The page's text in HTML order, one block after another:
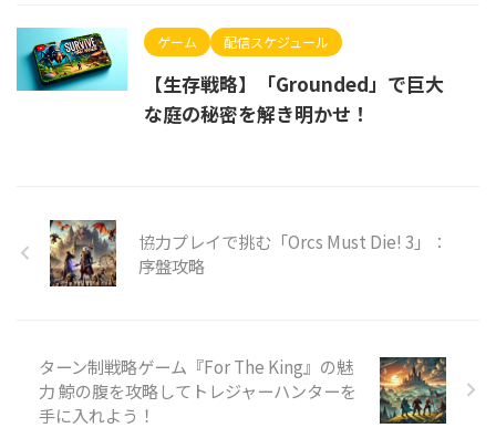
ゲーム 配信スケジュール
【生存戦略】「Grounded」で巨大
な庭の秘密を解き明かせ！
協力プレイで挑む「Orcs Must Die! 3」：
序盤攻略
ターン制戦略ゲーム『For The King』の魅
力 鯨の腹を攻略してトレジャーハンターを
手に入れよう！